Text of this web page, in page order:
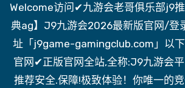
Welcome访问✔九游会老哥俱乐部j9
典ag】J9九游会2026最新版官网/登
址「j9game-gamingclub.com」以
官网✔正版官网全站,全称:J9九游会
推荐安全.保障!极致体验！你唯一的